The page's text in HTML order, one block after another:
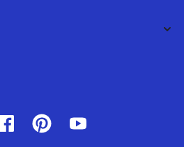
FacebookPinterest